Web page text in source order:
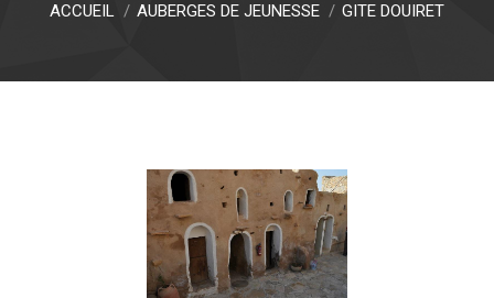
Vous êtes ici :
ACCUEIL AUBERGES DE JEUNESSE GITE DOUIRET